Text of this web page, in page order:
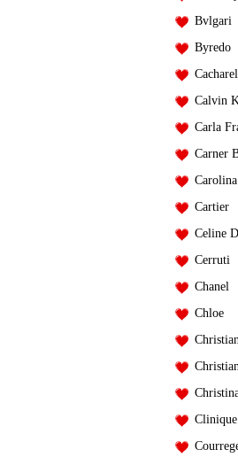
Bvlgari
Byredo
Cacharel
Calvin
Carla
Carner
Carolina
Cartier
Celine
Cerruti
Chanel
Chloe
Clinique